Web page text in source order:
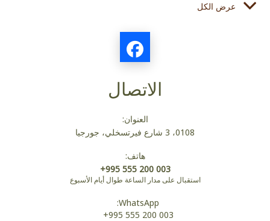
مجفف شعر
عرض الكل
الاتصال
العنوان:
0108، 3 شارع فيرتسخلي، جورجيا
هاتف:
+995 555 200 003
استقبال على مدار الساعة طوال أيام الأسبوع
WhatsApp:
+995 555 200 003